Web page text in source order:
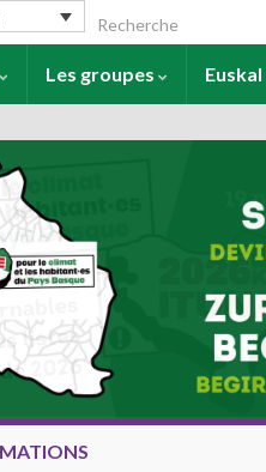
Search for:
Les groupes